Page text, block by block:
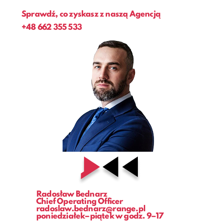
Sprawdź, co zyskasz z naszą Agencją
+48 662 355 533
Radosław Bednarz
Chief Operating Officer
radoslaw.bednarz@range.pl
poniedziałek–piątek w godz. 9–17